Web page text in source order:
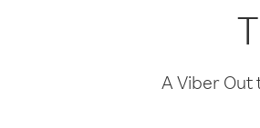
A Viber Out